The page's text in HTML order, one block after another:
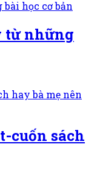
từ những
cuốn sách